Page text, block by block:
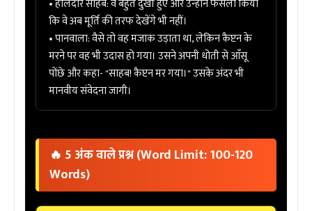
•हालदार साहब:वे बहुत दुखी हुए और उन्होंने फैसला किया
कि वे अब मूर्ति की तरफ देखेंगे भी नहीं।
•पानवाला:वैसे तो वह मजाक उड़ाता था, लेकिन कैप्टन के
मरने पर वह भी उदास हो गया। उसने अपनी धोती से आँसू
पोंछे और कहा- "साहब! कैप्टन मर गया।" उसके अंदर भी
मानवीय संवेदना जागी।
🔥 5 अंक वाले प्रश्न (Word Limit: 100-120
Words)